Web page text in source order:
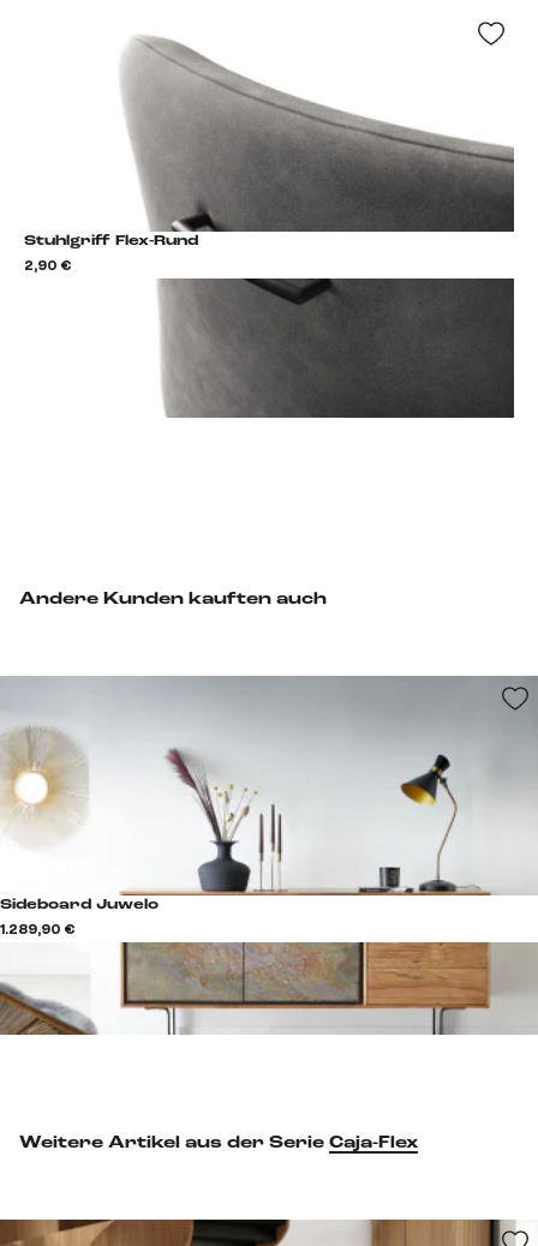
Stuhlgriff Flex-Rund
2,90 €
Stuhlgriff hinzufügen
Weitere Artikel aus der Serie Caja-Flex
Andere Kunden kauften auch
Sideboard Juwelo
1.289,90 €